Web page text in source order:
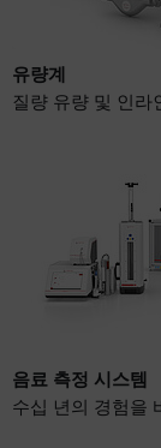
유량계
질량 유량 및 인라
음료 측정 시스템
수십 년의 경험을